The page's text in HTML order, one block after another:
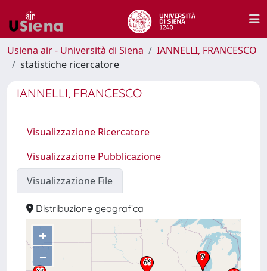
Usiena air - Università di Siena
IANNELLI, FRANCESCO
statistiche ricercatore
IANNELLI, FRANCESCO
Visualizzazione Ricercatore
Visualizzazione Pubblicazione
Visualizzazione File
Distribuzione geografica
+
–